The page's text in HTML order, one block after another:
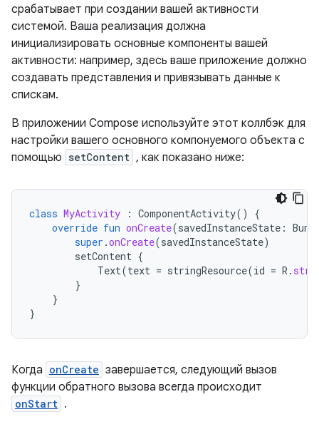
срабатывает при создании вашей активности
системой. Ваша реализация должна
инициализировать основные компоненты вашей
активности: например, здесь ваше приложение должно
создавать представления и привязывать данные к
спискам.
В приложении Compose используйте этот коллбэк для
настройки вашего основного компонуемого объекта с
помощью setContent , как показано ниже:
class MyActivity : ComponentActivity()
{
override fun onCreate(savedInstanceState :
super .onCreate(savedInstanceState)
setContent {
Text(text = stringResource(id = R .
}
}
}
Когда onCreate завершается, следующий вызов
функции обратного вызова всегда происходит
onStart .